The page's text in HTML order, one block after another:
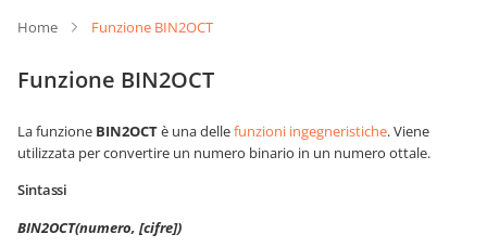
Home Funzione BIN2OCT
Funzione BIN2OCT
La funzione BIN2OCTè una dellefunzioni ingegneristiche. Viene
utilizzata per convertire un numero binario in un numero ottale.
Sintassi
BIN2OCT(numero, [cifre])